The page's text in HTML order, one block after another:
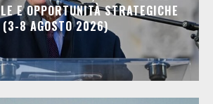
E OPPORTUNITÀ STRATEGICHE
(3-8 AGOSTO 2026)